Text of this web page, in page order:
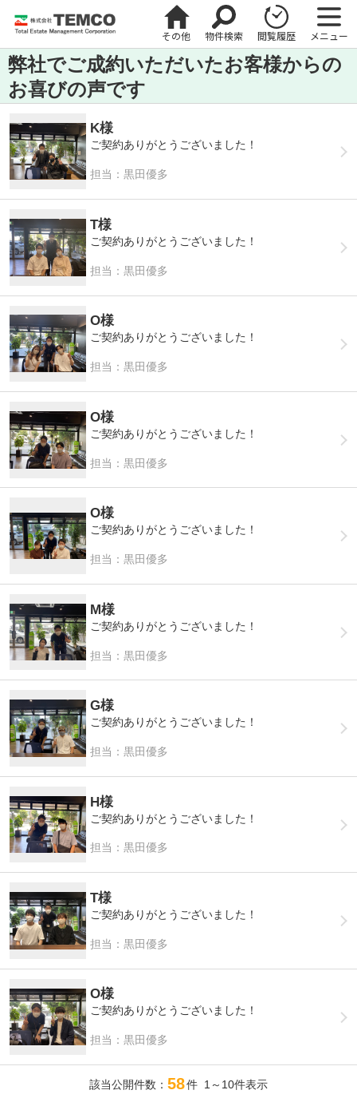
その他 物件検索 閲覧履歴 メニュー
弊社でご成約いただいたお客様からの
お喜びの声です
K様
ご契約ありがとうございました！
担当：黒田優多
T様
ご契約ありがとうございました！
担当：黒田優多
O様
ご契約ありがとうございました！
担当：黒田優多
O様
ご契約ありがとうございました！
担当：黒田優多
O様
ご契約ありがとうございました！
担当：黒田優多
M様
ご契約ありがとうございました！
担当：黒田優多
G様
ご契約ありがとうございました！
担当：黒田優多
H様
ご契約ありがとうございました！
担当：黒田優多
T様
ご契約ありがとうございました！
担当：黒田優多
O様
ご契約ありがとうございました！
担当：黒田優多
該当公開件数： 58件 1～10件表示